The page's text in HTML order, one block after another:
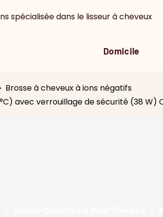
spécialisée dans le lisseur à cheveux
Domicile
Brosse à cheveux à ions négatifs
avec verrouillage de sécurité (38 W)